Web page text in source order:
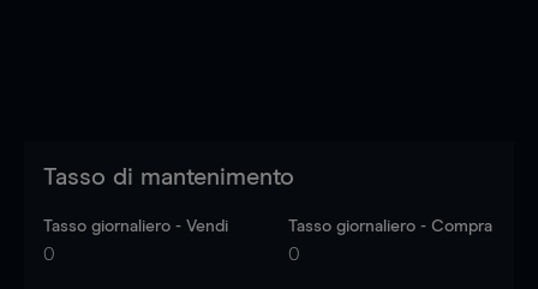
Tasso di mantenimento
Tasso giornaliero - Vendi
0
Tasso giornaliero - Compra
0